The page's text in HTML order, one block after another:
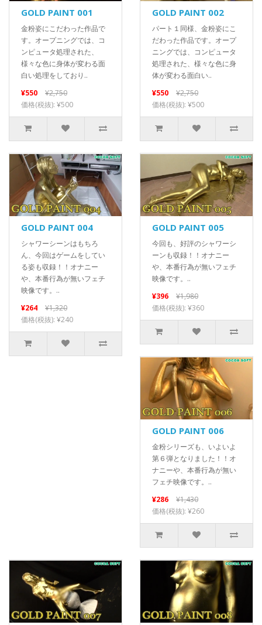
GOLD PAINT 001
金粉姿にこだわった作品で
す。オープニングでは、コ
ンピュータ処理された、
様々な色に身体が変わる面
白い処理をしており..
¥550
¥2,750
価格(税抜): ¥500
GOLD PAINT 002
パート１同様、金粉姿にこ
だわった作品です。オープ
ニングでは、コンピュータ
処理された、様々な色に身
体が変わる面白い..
¥550
¥2,750
価格(税抜): ¥500
GOLD PAINT 004
シャワーシーンはもちろ
ん、今回はゲームをしてい
る姿も収録！！オナニー
や、本番行為が無いフェチ
映像です。..
¥264
¥1,320
価格(税抜): ¥240
GOLD PAINT 005
今回も、好評のシャワーシ
ーンも収録！！オナニー
や、本番行為が無いフェチ
映像です。..
¥396
¥1,980
価格(税抜): ¥360
GOLD PAINT 006
金粉シリーズも、いよいよ
第６弾となりました！！オ
ナニーや、本番行為が無い
フェチ映像です。..
¥286
¥1,430
価格(税抜): ¥260